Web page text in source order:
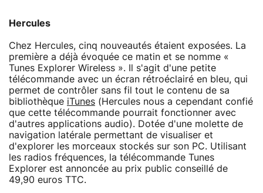
Hercules
Chez Hercules, cinq nouveautés étaient exposées. La
première a déjà évoquée ce matin et se nomme «
Tunes Explorer Wireless ». Il s'agit d'une petite
télécommande avec un écran rétroéclairé en bleu, qui
permet de contrôler sans fil tout le contenu de sa
bibliothèque iTunes (Hercules nous a cependant confié
que cette télécommande pourrait fonctionner avec
d'autres applications audio). Dotée d'une molette de
navigation latérale permettant de visualiser et
d'explorer les morceaux stockés sur son PC. Utilisant
les radios fréquences, la télécommande Tunes
Explorer est annoncée au prix public conseillé de
49,90 euros TTC.